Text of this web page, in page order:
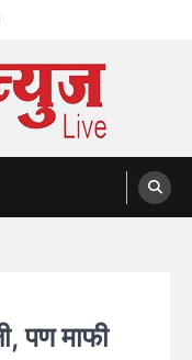
पण माफी